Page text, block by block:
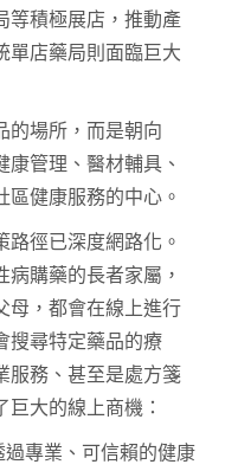
等積極展店，推動產
單店藥局則面臨巨大
的場所，而是朝向
康管理、醫材輔具、
健康服務的中心。
徑已深度網路化。
購藥的長者家屬，
母，都會在線上進行
搜尋特定藥品的療
服務、甚至是處方箋
大的線上商機：
過專業、可信賴的健康